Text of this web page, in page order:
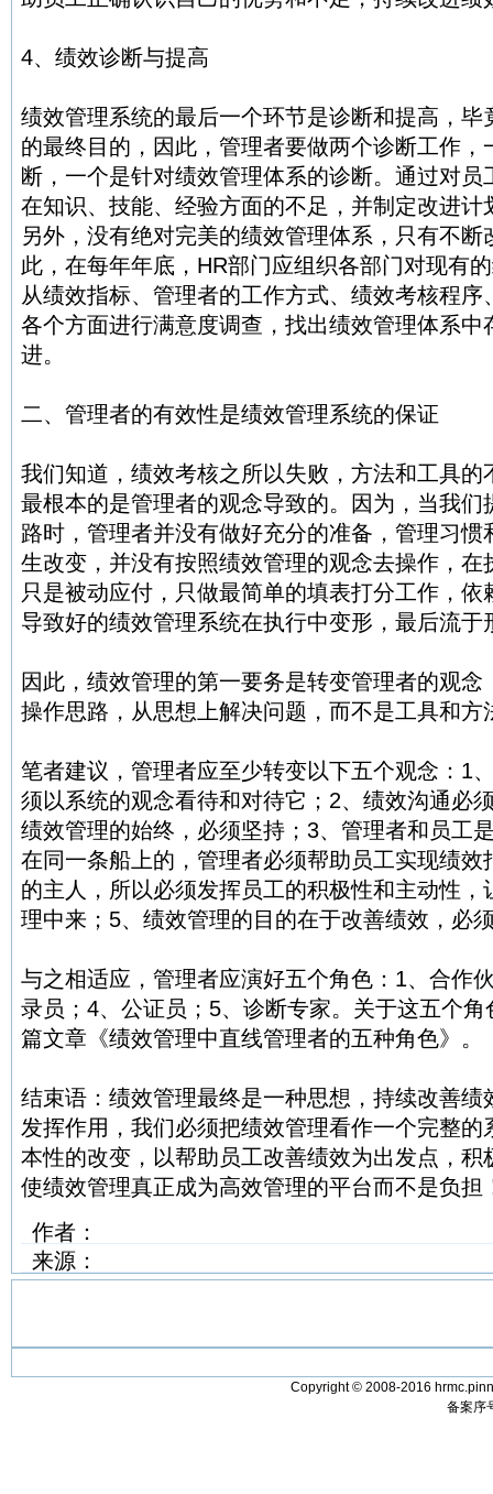
4、绩效诊断与提高
绩效管理系统的最后一个环节是诊断和提高，毕
的最终目的，因此，管理者要做两个诊断工作
断，一个是针对绩效管理体系的诊断。通过对
在知识、技能、经验方面的不足，并制定改进计
另外，没有绝对完美的绩效管理体系，只有不
此，在每年年底，HR部门应组织各部门对现有
从绩效指标、管理者的工作方式、绩效考核程
各个方面进行满意度调查，找出绩效管理体系中
进。
二、管理者的有效性是绩效管理系统的保证
我们知道，绩效考核之所以失败，方法和工具的
最根本的是管理者的观念导致的。因为，当我们
路时，管理者并没有做好充分的准备，管理习
生改变，并没有按照绩效管理的观念去操作，在
只是被动应付，只做最简单的填表打分工作，
导致好的绩效管理系统在执行中变形，最后流于
因此，绩效管理的第一要务是转变管理者的观
操作思路，从思想上解决问题，而不是工具和方
笔者建议，管理者应至少转变以下五个观念：1
须以系统的观念看待和对待它；2、绩效沟通必
绩效管理的始终，必须坚持；3、管理者和员工
在同一条船上的，管理者必须帮助员工实现绩
的主人，所以必须发挥员工的积极性和主动性
理中来；5、绩效管理的目的在于改善绩效，必
与之相适应，管理者应演好五个角色：1、合作
录员；4、公证员；5、诊断专家。关于这五个
篇文章《绩效管理中直线管理者的五种角色》。
结束语：绩效管理最终是一种思想，持续改善绩
发挥作用，我们必须把绩效管理看作一个完整
本性的改变，以帮助员工改善绩效为出发点，积
使绩效管理真正成为高效管理的平台而不是负担
作者：
来源：
Copyright © 2008-2016
备案序